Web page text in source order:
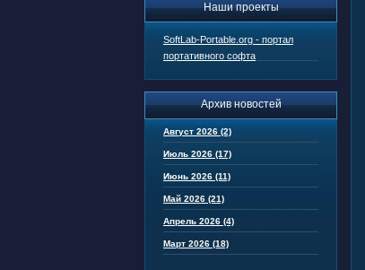
Наши проекты
SoftLab-Portable.org - портал
портативного софта
Архив новостей
Август 2026 (2)
Июль 2026 (17)
Июнь 2026 (11)
Май 2026 (21)
Апрель 2026 (4)
Март 2026 (18)